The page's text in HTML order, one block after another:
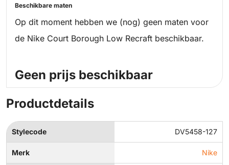
Beschikbare maten
Op dit moment hebben we (nog) geen maten voor
de Nike Court Borough Low Recraft beschikbaar.
Geen prijs beschikbaar
Productdetails
Stylecode DV5458-127
Merk Nike